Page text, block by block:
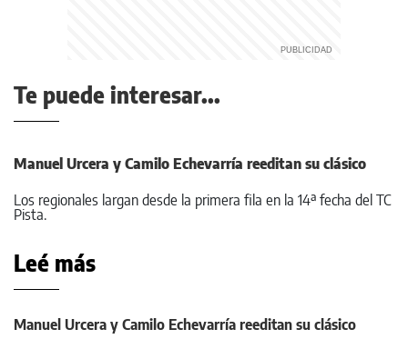
Te puede interesar...
Manuel Urcera y Camilo Echevarría reeditan su clásico
Los regionales largan desde la primera fila en la 14ª fecha del TC
Pista.
Leé más
Manuel Urcera y Camilo Echevarría reeditan su clásico